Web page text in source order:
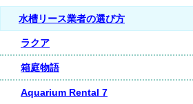
水槽リース業者の選び方
ラクア
箱庭物語
Aquarium Rental 7